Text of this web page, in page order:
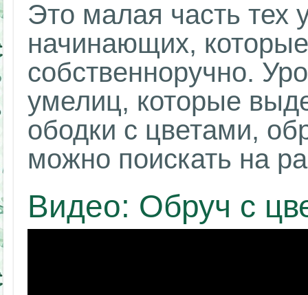
Это малая часть тех
начинающих,
собственноручно.
умелиц, которые
ободки с цветами,
можно поискать на
Видео: Обруч с